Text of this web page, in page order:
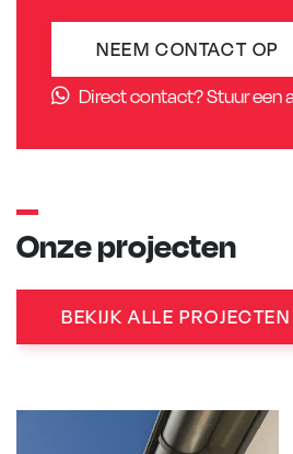
NEEM CONTACT OP
Direct contact? Stuur een
Onze projecten
BEKIJK ALLE PROJECTEN